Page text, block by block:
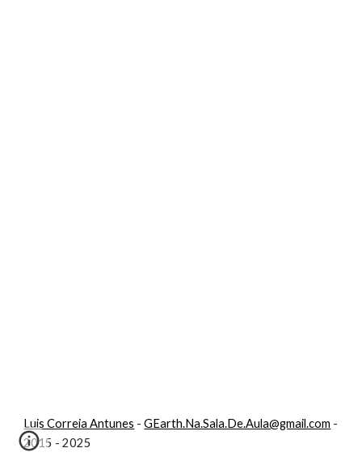
Luis Correia Antunes - GEarth.Na.Sala.De.Aula@gmail.com -
2015 - 2025